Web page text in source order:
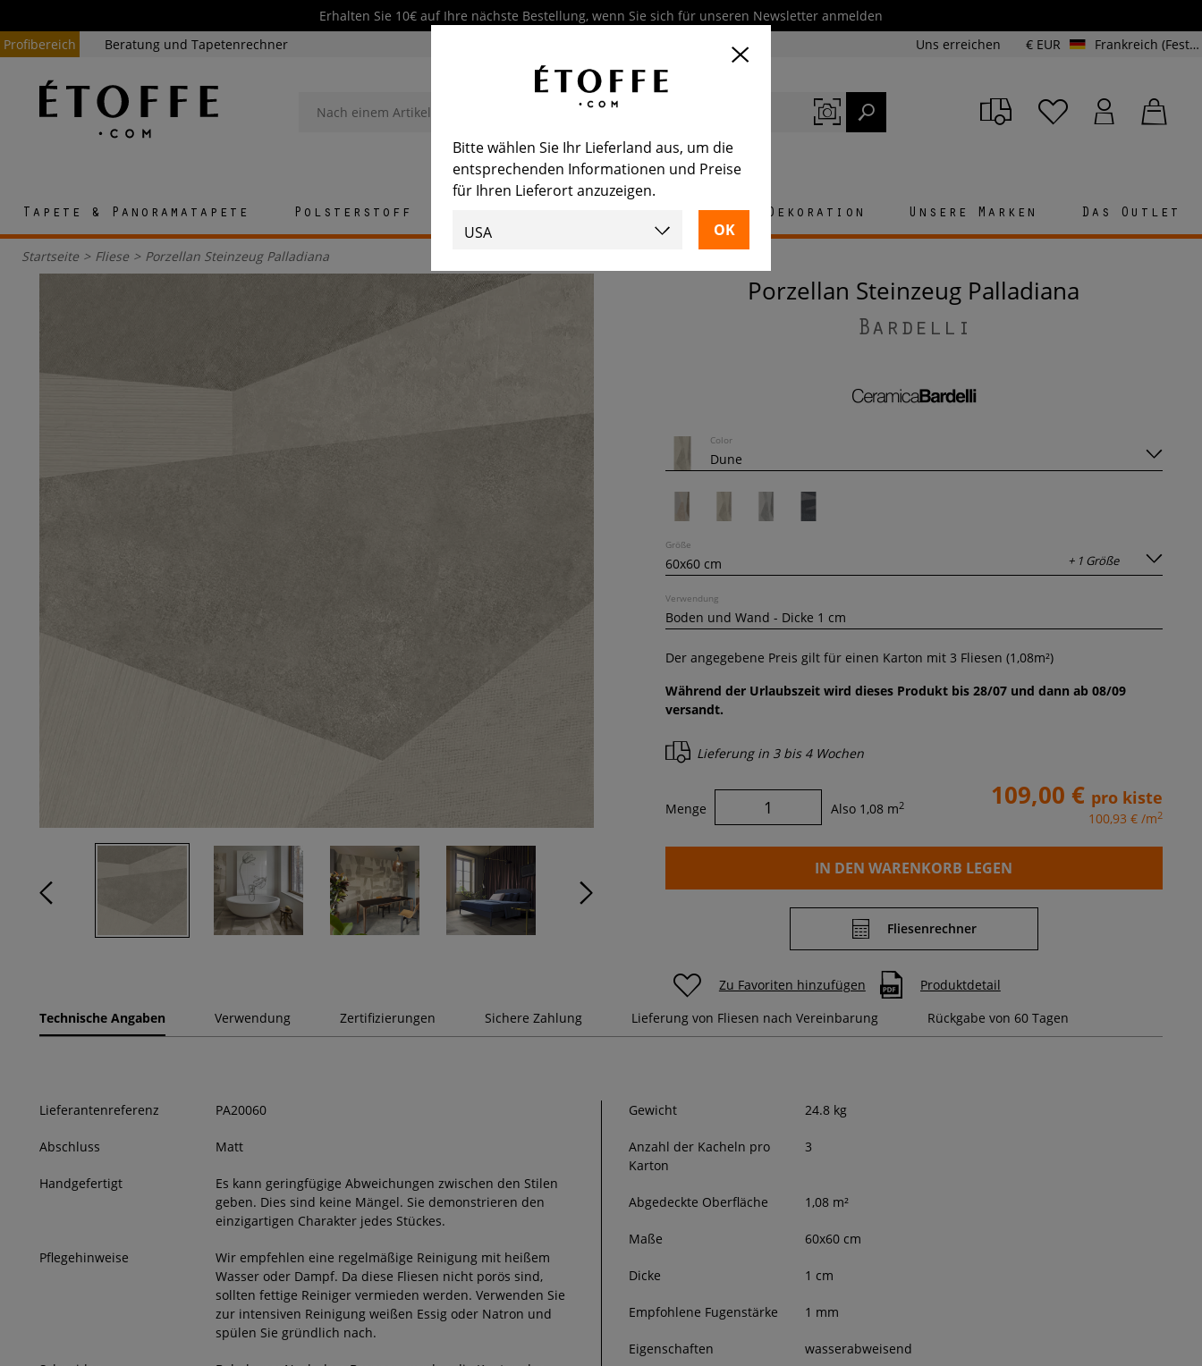
Erhalten Sie 10€ auf Ihre nächste Bestellung, wenn Sie sich für unseren Newsletter anmelden
Profibereich
Beratung und Tapetenrechner Uns erreichen € EUR Frankreich (Festland und Korsika)
Tapete & Panoramatapete Polsterstoff Möbel Dekoration Unsere Marken Das Outlet
Startseite > Fliese > Porzellan Steinzeug Palladiana
Porzellan Steinzeug Palladiana
Bardelli
Color
+ 1 Größe
Größe
Verwendung
Der angegebene Preis gilt für einen Karton mit 3 Fliesen (1,08m²)
Während der Urlaubszeit wird dieses Produkt bis 28/07 und dann ab 08/09
versandt.
Lieferung in 3 bis 4 Wochen
Menge Also 1,08 m2 109,00 € pro kiste
100,93 € /m2
IN DEN WARENKORB LEGEN
Fliesenrechner
Zu Favoriten hinzufügen
Produktdetail
Technische Angaben
Verwendung Zertifizierungen Sichere Zahlung Lieferung von Fliesen nach Vereinbarung Rückgabe von 60 Tagen
Lieferantenreferenz PA20060
Abschluss Matt
Handgefertigt
Es kann geringfügige Abweichungen zwischen den Stilen
geben. Dies sind keine Mängel. Sie demonstrieren den
einzigartigen Charakter jedes Stückes.
Pflegehinweise
Wir empfehlen eine regelmäßige Reinigung mit heißem
Wasser oder Dampf. Da diese Fliesen nicht porös sind,
sollten fettige Reiniger vermieden werden. Verwenden Sie
zur intensiven Reinigung weißen Essig oder Natron und
spülen Sie gründlich nach.
Gewicht 24.8 kg
Anzahl der Kacheln pro
Karton
3
Abgedeckte Oberfläche 1,08 m²
Maße 60x60 cm
Dicke 1 cm
Empfohlene Fugenstärke 1 mm
Eigenschaften wasserabweisend
Bitte wählen Sie Ihr Lieferland aus, um die
entsprechenden Informationen und Preise
für Ihren Lieferort anzuzeigen.